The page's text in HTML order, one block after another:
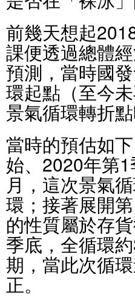
前幾天想起
課便透過總體
預測，當時國
環起點（至今
景氣循環轉折
當時的預估如
始、2020年第
月，這次景氣
環；接著展開
的性質屬於存
季底，全循環
期，當此次循
正。